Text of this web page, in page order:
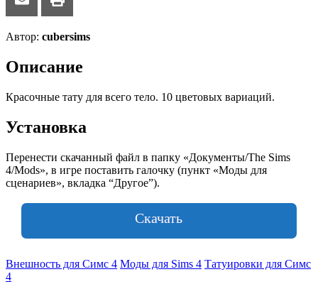
Автор: cubersims
Описание
Красочные тату для всего тело. 10 цветовых вариаций.
Установка
Перенести скачанный файл в папку «Документы/The Sims
4/Mods», в игре поставить галочку (пункт «Моды для
сценариев», вкладка “Другое”).
Скачать
Внешность для Симс 4 Моды для Sims 4 Татуировки для Симс
4